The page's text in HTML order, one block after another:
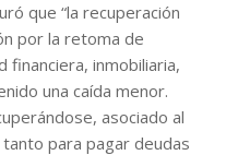
que “la recuperación
por la retoma de
financiera, inmobiliaria,
una caída menor.
asociado al
para pagar deudas